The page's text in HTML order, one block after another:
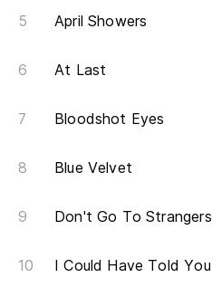
April Showers
At Last
Bloodshot Eyes
Blue Velvet
Don't Go To Strangers
I Could Have Told You